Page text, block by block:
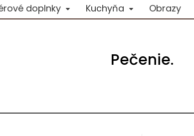
doplnky Kuchyňa Obrazy
Pečenie.